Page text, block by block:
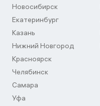
Новосибирск
Екатеринбург
Казань
Нижний Новгород
Красноярск
Челябинск
Самара
Уфа